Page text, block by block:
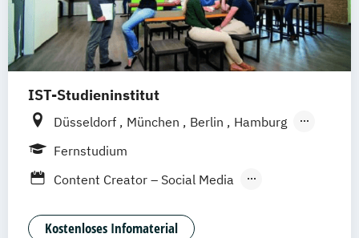
IST-Studieninstitut
Düsseldorf München Berlin
Hamburg
Weil am Rhein
Fernstudium
Content Creator – Social Media
Kostenloses Infomaterial